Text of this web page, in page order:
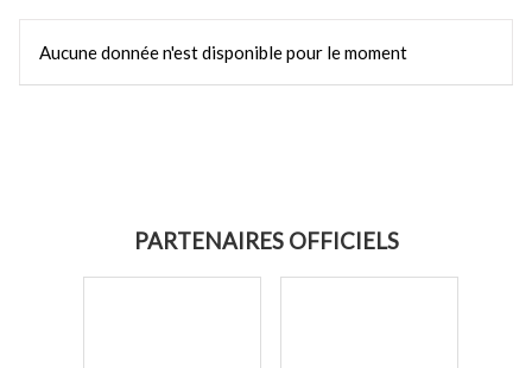
Aucune donnée n'est disponible pour le moment
PARTENAIRES OFFICIELS